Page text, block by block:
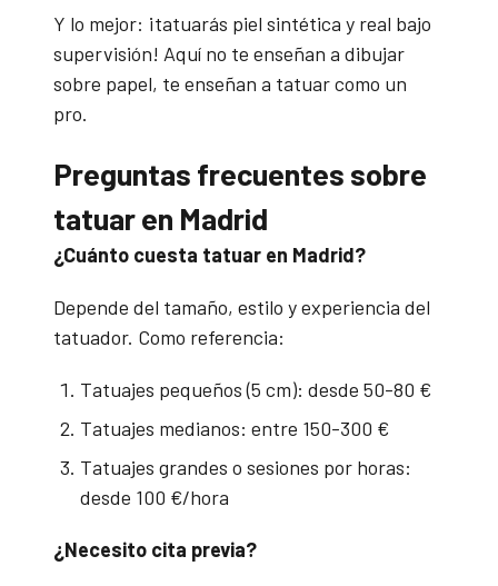
Y lo mejor: ¡tatuarás piel sintética y real bajo
supervisión! Aquí no te enseñan a dibujar
sobre papel, te enseñan a tatuar como un
pro.
Preguntas frecuentes sobre
tatuar en Madrid
¿Cuánto cuesta tatuar en Madrid?
Depende del tamaño, estilo y experiencia del
tatuador. Como referencia:
Tatuajes pequeños (5 cm): desde 50-80 €
Tatuajes medianos: entre 150-300 €
Tatuajes grandes o sesiones por horas:
desde 100 €/hora
¿Necesito cita previa?